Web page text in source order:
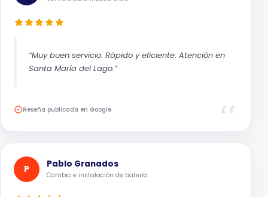
“Muy buen servicio. Rápido y eficiente. Atención en
Santa María del Lago.”
Reseña publicada en Google
P Pablo Granados
Cambio e instalación de batería